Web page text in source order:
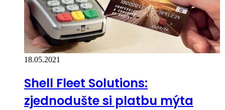
18.05.2021
Shell Fleet Solutions:
zjednodušte si platbu mýta